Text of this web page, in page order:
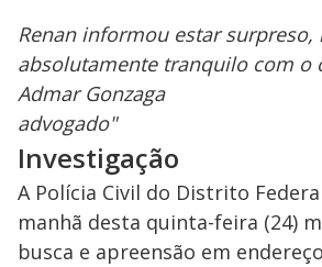
Renan informou estar surpreso,
absolutamente tranquilo com o
Admar Gonzaga
advogado"
Investigação
A Polícia Civil do Distrito
manhã desta quinta-feira (24)
busca e apreensão em